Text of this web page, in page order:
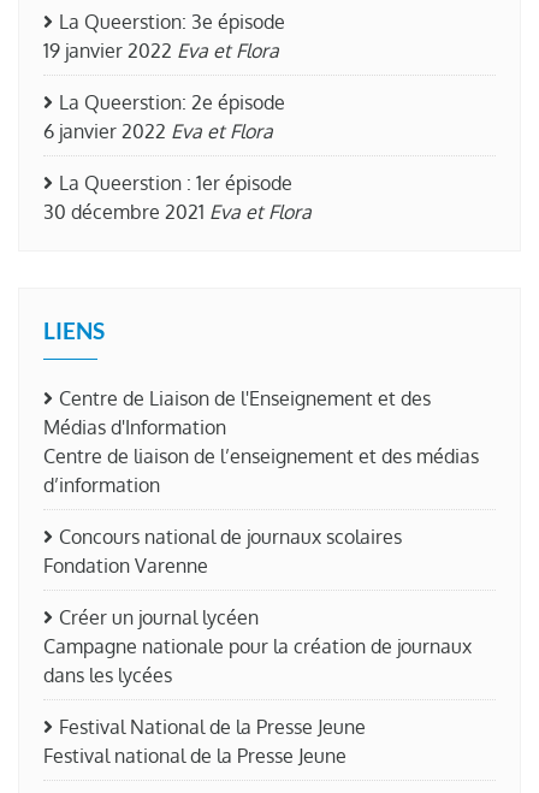
La Queerstion: 3e épisode
19 janvier 2022 Eva et Flora
La Queerstion: 2e épisode
6 janvier 2022 Eva et Flora
La Queerstion : 1er épisode
30 décembre 2021 Eva et Flora
LIENS
Centre de Liaison de l'Enseignement et des
Médias d'Information
Centre de liaison de l’enseignement et des médias
d’information
Concours national de journaux scolaires
Fondation Varenne
Créer un journal lycéen
Campagne nationale pour la création de journaux
dans les lycées
Festival National de la Presse Jeune
Festival national de la Presse Jeune